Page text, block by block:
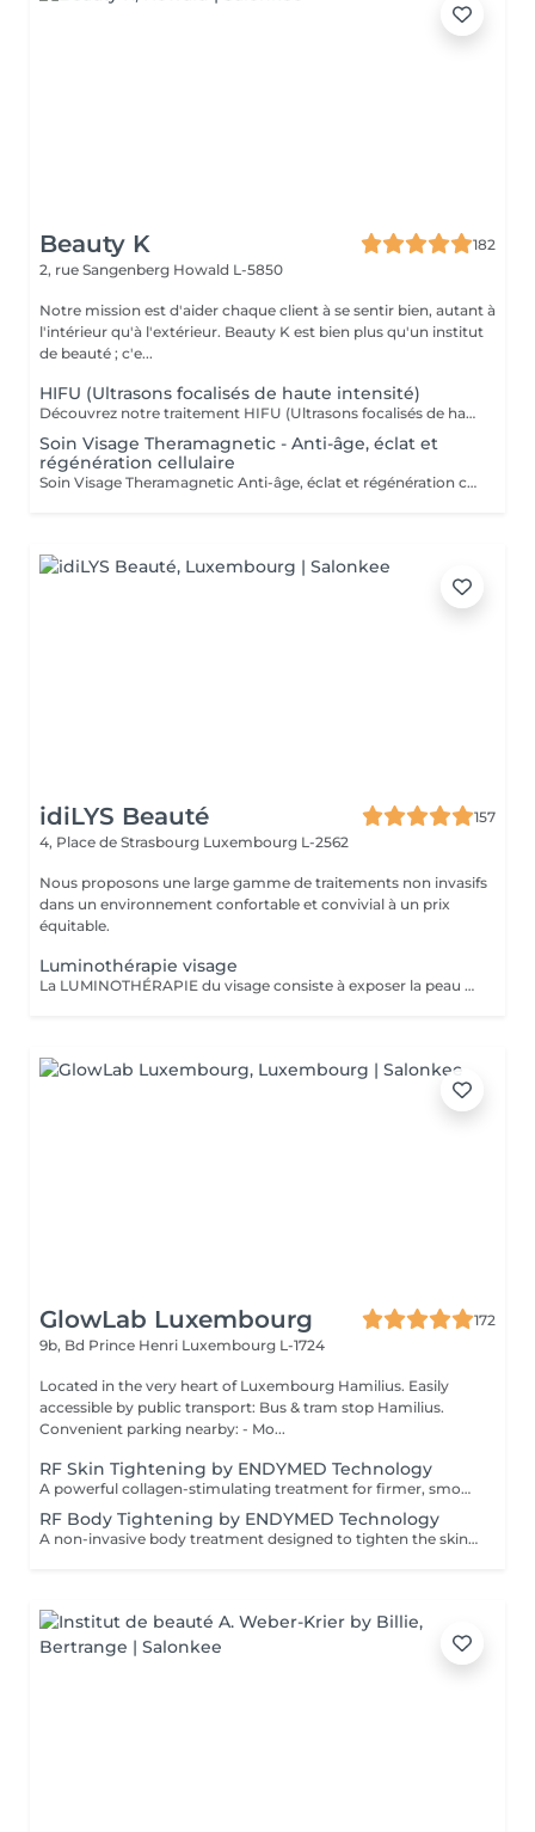
Beauty K
182
2, rue Sangenberg Howald L-5850
Notre mission est d'aider chaque client à se sentir bien, autant à
l'intérieur qu'à l'extérieur. Beauty K est bien plus qu'un institut
de beauté ; c'e...
HIFU (Ultrasons focalisés de haute intensité)
Découvrez notre traitement HIFU (Ultrasons focalisés de haute intensité) : le soin anti-âge révolutionnaire pour visage, cou et décolleté. Commencez votre expérience par un rendez-vous d'information personnalisé, lors duquel nous analyserons ensemble la zone que vous souhaitez traiter. C'est aussi l'occasion de répondre à toutes vos questions et de vous familiariser avec les avantages de cette technologie de pointe. Notre soin HIFU est la solution idéale pour ceux qui recherchent un rajeunissement sans aiguilles ni chirurgie. Utilisant des ultrasons de haute intensité, ce traitement cible les couches profondes de la peau pour stimuler la production de collagène et d'élastine, entraînant un effet liftant et raffermissant visible. Parfait pour atténuer les signes de vieillissement tels que les rides, la perte de fermeté, et même les cicatrices sur le visage et le corps, le soin HIFU redonne à votre peau une apparence plus jeune et revitalisée. Les résultats peuvent être perceptibles dès la première séance, avec des améliorations continues au fil du temps. Transformez votre peau avec notre soin HIFU un véritable tournant dans les traitements esthétiques modernes, alliant efficacité et sécurité pour révéler votre beauté naturelle sans temps de récupération.
Soin Visage Theramagnetic - Anti-âge, éclat et
régénération cellulaire
Soin Visage Theramagnetic Anti-âge, éclat et régénération cellulaire Le Theramagnetic visage est un soin non-invasif nouvelle génération qui combine la micro-aspiration douce et les champs magnétiques pulsés à résonance stochastique (CMPS) pour redonner au visage toute sa lumière, sa fermeté et sa vitalité. Grâce à sa pièce à main spécialement conçue pour les zones délicates du visage et du cou, ce traitement stimule les fibroblastes, relance la production de collagène et d'élastine, améliore la microcirculation et facilite l'oxygénation cellulaire. Résultats : Effet liftant visible dès la première séance Peau plus lisse, plus ferme et plus lumineuse Réduction des rides, des poches et des signes de fatigue Amélioration de la texture et de l'éclat du teint Sans aiguille, sans douleur et 100 % relaxant, ce soin visage s'adresse à toutes les personnes souhaitant un effet rajeunissant naturel et durable. Recommandation : une cure de 6 séances espacées d'une semaine pour un effet régénérant profond et durable. Idéal en prévention du vieillissement ou en soin intensif.
idiLYS Beauté
157
4, Place de Strasbourg Luxembourg L-2562
Nous proposons une large gamme de traitements non invasifs
dans un environnement confortable et convivial à un prix
équitable.
Luminothérapie visage
La LUMINOTHÉRAPIE du visage consiste à exposer la peau à des lumières LED afin de stimuler le renouvellement cellulaire et améliorer l'éclat du teint.
GlowLab Luxembourg
172
9b, Bd Prince Henri Luxembourg L-1724
Located in the very heart of Luxembourg Hamilius. Easily
accessible by public transport: Bus & tram stop Hamilius.
Convenient parking nearby: - Mo...
RF Skin Tightening by ENDYMED Technology
A powerful collagen-stimulating treatment for firmer, smoother, and visibly rejuvenated skin. A non-invasive RadioFrequency treatment designed to tighten the skin, improve elasticity, and stimulate natural collagen production for a firmer, more lifted appearance. At GlowLab, we use the original EndyMed® system a clinically proven, medical-grade technology known for its deep, controlled dermal heating and safe, effective skin tightening results without downtime. This treatment works by delivering focused radiofrequency energy into the deeper layers of the skin, activating collagen remodeling and improving skin structure from within. AVAILABLE TREATMENT AREAS: - EYES targeted treatment for the delicate eye area to smooth fine lines and improve skin firmness. - DOUBLE CHIN improves jawline definition and reduces skin laxity in the submental area. - FACE + EYES enhances overall skin firmness, smooths texture, and softens fine lines. - FACE + EYES + NECK comprehensive lifting treatment to improve elasticity and restore a firmer, more youthful appearance. - FACE + EYES + NECK + NECKLINE full rejuvenation protocol for maximum skin tightening and overall skin quality improvement. INDICATIONS: - Loss of skin firmness and elasticity - Fine lines and early wrinkles - Mild to moderate skin laxity - Dull or tired-looking skin - Loss of definition in jawline or neck area CONTRAINDICATIONS: - Pregnancy and breastfeeding - Pacemaker or metal implants in the treatment area - Active skin infections or inflammation - Severe skin conditions - Recent aggressive aesthetic procedures AFTERCARE & RECOMMENDATIONS: - Avoid excessive heat exposure (sauna, hot baths) for 2448 hours - Keep the skin well hydrated - Use daily SPF protection - Maintain a consistent treatment schedule for best results A course of 6 sessions is recommended: the first 4 sessions performed weekly, followed by 2 sessions every 2 weeks for optimal and long-lasting results.
RF Body Tightening by ENDYMED Technology
A non-invasive body treatment designed to tighten the skin, improve elasticity, and enhance body contours using advanced radiofrequency technology. At GlowLab, we use the original EndyMed® system a clinically proven, medical-grade technology that delivers controlled thermal energy into the deeper layers of the skin, stimulating collagen production and improving skin structure from within. This treatment helps to firm the skin, improve tone, and visibly refine body contours, making it ideal for areas affected by skin laxity or loss of firmness. TREATMENT OPTIONS: - 30 minutes targeted treatment for smaller areas such as arms, inner thighs, or localized zones. - 45 minutes extended treatment for medium areas or combined zones. - 60 minutes comprehensive treatment for larger areas, including abdomen, thighs, or full contouring focus. INDICATIONS: - Loss of skin firmness and elasticity - Skin laxity (post-weight loss or postpartum) - Uneven skin texture - Decreased skin tone - Body contour refinement CONTRAINDICATIONS: - Pregnancy and breastfeeding - Pacemaker or metal implants in the treatment area - Active skin infections or inflammation - Severe skin conditions AFTERCARE & RECOMMENDATIONS: - Stay well hydrated to support metabolic processes - Avoid excessive heat exposure (sauna, hot baths) for 2448 hours - Maintain a consistent treatment schedule - Combine with a healthy lifestyle for optimal results A comfortable, no-downtime solution for firmer, smoother, and more sculpted body contours. A course of 6-8 sessions is recommended, performed weekly for optimal and long-lasting results.